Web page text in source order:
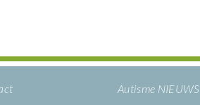
Autisme NIEUWS